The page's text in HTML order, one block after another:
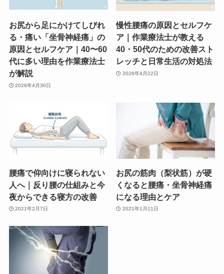
お尻から足にかけてしびれ
る・痛い「坐骨神経痛」の
原因とセルフケア｜40〜60
代に多い理由を作業療法士
が解説
2026年4月30日
慢性腰痛の原因とセルフケ
ア｜作業療法士が教える
40・50代のための改善スト
レッチと日常生活の対処法
2026年4月22日
腰痛で仰向けに寝られない
人へ｜反り腰の仕組みと今
夜からできる寝方の改善
2021年2月7日
お尻の筋肉（梨状筋）が硬
くなると腰痛・坐骨神経痛
になる理由とケア
2021年1月11日